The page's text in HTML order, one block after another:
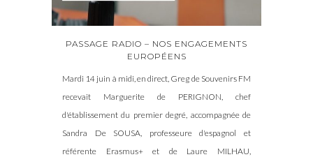
PASSAGE RADIO – NOS ENGAGEMENTS
EUROPÉENS
Mardi 14 juin à midi, en direct, Greg de Souvenirs FM
recevait Marguerite de PERIGNON, chef
d'établissement du premier degré, accompagnée de
Sandra De SOUSA, professeure d'espagnol et
référente Erasmus+ et de Laure MILHAU,